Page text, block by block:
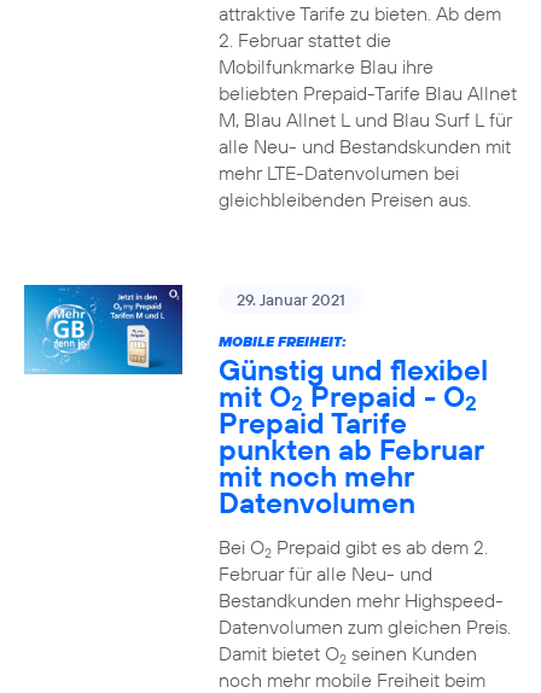
attraktive Tarife zu bieten. Ab dem
2. Februar stattet die
Mobilfunkmarke Blau ihre
beliebten Prepaid-Tarife Blau Allnet
M, Blau Allnet L und Blau Surf L für
alle Neu- und Bestandskunden mit
mehr LTE-Datenvolumen bei
gleichbleibenden Preisen aus.
29. Januar 2021
MOBILE FREIHEIT:
Günstig und flexibel
mit O2 Prepaid - O2
Prepaid Tarife
punkten ab Februar
mit noch mehr
Datenvolumen
Bei O2Prepaid gibt es ab dem 2.
Februar für alle Neu- und
Bestandkunden mehr Highspeed-
Datenvolumen zum gleichen Preis.
Damit bietet O2seinen Kunden
noch mehr mobile Freiheit beim